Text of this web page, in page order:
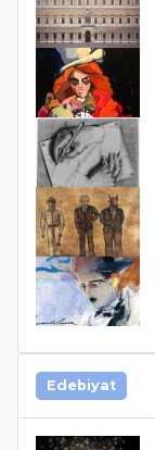
Edebiyat